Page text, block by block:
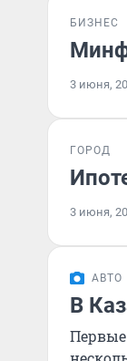
БИЗНЕС
3 июня,
ГОРОД
3 июня,
АВТО
В
Первые